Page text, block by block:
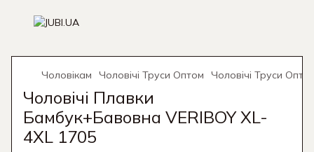
Чоловікам Чоловічі Труси Оптом Чоловічі Труси
Чоловічі Плавки
Бамбук+Бавовна VERIBOY XL-
4XL 1705